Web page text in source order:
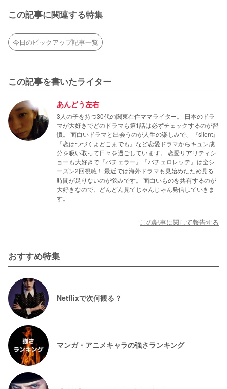
この記事に関連する特集
今日のピックアップ記事一覧
この記事を書いたライター
あんどう左右
3人の子を持つ30代の関東在住ママライター。 日本のドラ
マが大好きでどのドラマも第1話は必ずチェックするのが習
慣。 面白いドラマと出会うのが人生の楽しみで、『silent』
『恋はつづくよどこまでも』など恋愛ドラマからキュン成
分を吸い取って日々を過ごしています。 恋愛リアリティシ
ョーも大好きで『バチェラー』『バチェロレッテ』は全シ
ーズン2回視聴！ 最近では海外ドラマも見始めたため見る
時間が足りないのが悩みです。 面白いものを共有するのが
大好きなので、どんどん見てじゃんじゃん発信していきま
す。
この記事に関して報告する
おすすめ特集
Netflixで次何観る？
マンガ・アニメキャラの強さランキング